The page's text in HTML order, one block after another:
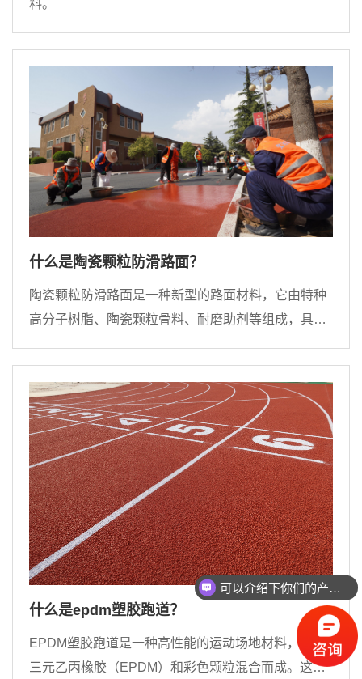
料。
什么是陶瓷颗粒防滑路面？
陶瓷颗粒防滑路面是一种新型的路面材料，它由特种
高分子树脂、陶瓷颗粒骨料、耐磨助剂等组成，具有
以有效地提高路面的摩擦系数，减少车辆滑动的风
险，同时还能增强路面的承载能力，提高道路的使用
寿命。
什么是epdm塑胶跑道？
EPDM塑胶跑道是一种高性能的运动场地材料，它由
三元乙丙橡胶（EPDM）和彩色颗粒混合而成。这种
可以介绍下你们的产品么？
你们是怎么收费的呢？